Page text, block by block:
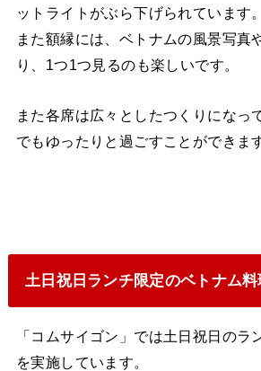
ットライトがぶら下げられています。
また額縁には、ベトナムの風景写真
り、1つ1つ見るのも楽しいです。
また各席は広々としたつくりになっ
でもゆったりと過ごすことができま
土日祝日ランチ限定のベトナム料
「コムサイゴン」では土日祝日のラ
を実施しています。